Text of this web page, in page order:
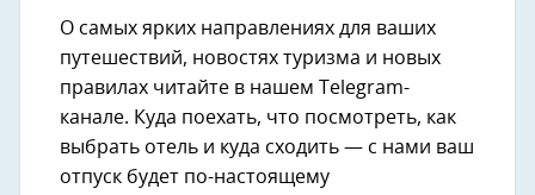
О самых ярких направлениях для ваших
путешествий, новостях туризма и новых
правилах читайте в нашем Telegram-
канале. Куда поехать, что посмотреть, как
выбрать отель и куда сходить — с нами ваш
отпуск будет по-настоящему